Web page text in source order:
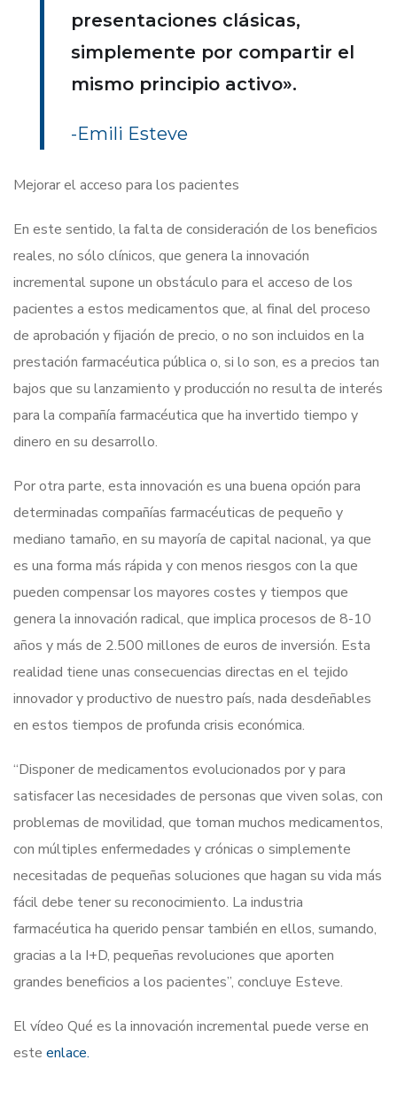
presentaciones clásicas,
simplemente por compartir el
mismo principio activo».
-Emili Esteve
Mejorar el acceso para los pacientes
En este sentido, la falta de consideración de los beneficios
reales, no sólo clínicos, que genera la innovación
incremental supone un obstáculo para el acceso de los
pacientes a estos medicamentos que, al final del proceso
de aprobación y fijación de precio, o no son incluidos en la
prestación farmacéutica pública o, si lo son, es a precios tan
bajos que su lanzamiento y producción no resulta de interés
para la compañía farmacéutica que ha invertido tiempo y
dinero en su desarrollo.
Por otra parte, esta innovación es una buena opción para
determinadas compañías farmacéuticas de pequeño y
mediano tamaño, en su mayoría de capital nacional, ya que
es una forma más rápida y con menos riesgos con la que
pueden compensar los mayores costes y tiempos que
genera la innovación radical, que implica procesos de 8-10
años y más de 2.500 millones de euros de inversión. Esta
realidad tiene unas consecuencias directas en el tejido
innovador y productivo de nuestro país, nada desdeñables
en estos tiempos de profunda crisis económica.
“Disponer de medicamentos evolucionados por y para
satisfacer las necesidades de personas que viven solas, con
problemas de movilidad, que toman muchos medicamentos,
con múltiples enfermedades y crónicas o simplemente
necesitadas de pequeñas soluciones que hagan su vida más
fácil debe tener su reconocimiento. La industria
farmacéutica ha querido pensar también en ellos, sumando,
gracias a la I+D, pequeñas revoluciones que aporten
grandes beneficios a los pacientes”, concluye Esteve.
El vídeo Qué es la innovación incremental puede verse en
este enlace.